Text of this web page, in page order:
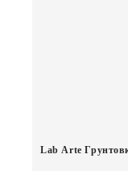
Lab Arte